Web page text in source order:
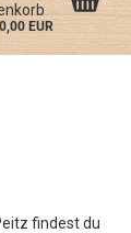
0,00 EUR
findest du